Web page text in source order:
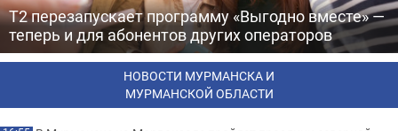
Т2 перезапускает программу «Выгодно вместе» —
теперь и для абонентов других операторов
НОВОСТИ МУРМАНСКА И
МУРМАНСКОЙ ОБЛАСТИ